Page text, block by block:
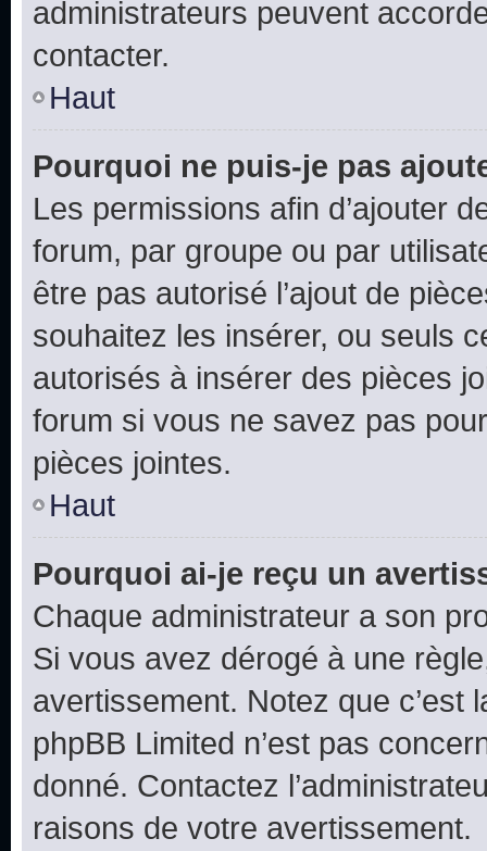
administrateurs peuvent
contacter.
Haut
Pourquoi ne puis-je pas
Les permissions afin d’ajouter
forum, par groupe ou par
être pas autorisé l’ajout de
souhaitez les insérer, ou seuls
autorisés à insérer des pièces
forum si vous ne savez pas
pièces jointes.
Haut
Pourquoi ai-je reçu un
Chaque administrateur a son
Si vous avez dérogé à une
avertissement. Notez que c’est
phpBB Limited n’est pas
donné. Contactez
raisons de votre avertissement.